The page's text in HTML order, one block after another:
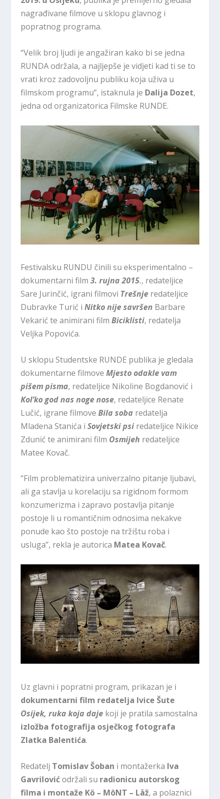
nagrađivane filmove u sklopu glavnog i
popratnog programa.
“Velik broj ljudi je angažiran kako bi se jedna
RUNDA održala, a najljepše je vidjeti kad ti se to
vrati kroz zadovoljnu publiku koja uživa u
filmskom programu”, istaknula je Dalija Dozet,
jedna od organizatorica Filmske RUNDE.
Festivalsku RUNDU činili su eksperimentalno –
dokumentarni film3. rujna 2015., redateljice
Sare Jurinčić, igrani filmovi Trešnje redateljice
Dubravke Turić iNitko nije savršen Barbare
Vekarić te animirani filmBiciklisti, redatelja
Veljka Popovića.
U sklopu Studentske RUNDE publika je gledala
dokumentarne filmoveMjesto odakle vam
pišem pisma, redateljice Nikoline Bogdanović i
Kol’ko god nas noge nose, redateljice Renate
Lučić, igrane filmoveBila soba redatelja
Mladena Stanića iSovjetski psi redateljice Nikice
Zdunić te animirani film Osmijeh redateljice
Matee Kovač.
“Film problematizira univerzalno pitanje ljubavi,
ali ga stavlja u korelaciju sa rigidnom formom
konzumerizma i zapravo postavlja pitanje
postoje li u romantičnim odnosima nekakve
ponude kao što postoje na tržištu roba i
usluga”, rekla je autorica Matea Kovač.
Uz glavni i popratni program, prikazan je i
dokumentarni film redatelja Ivice Šute
Osijek, ruka koja daje koji je pratila samostalna
izložba fotografija osječkog fotografa
Zlatka Balentića.
Redatelj Tomislav Šoban i montažerka Iva
Gavrilovićodržali su radionicu autorskog
filma i montaže Kö – MôNT – Låž, a polaznici